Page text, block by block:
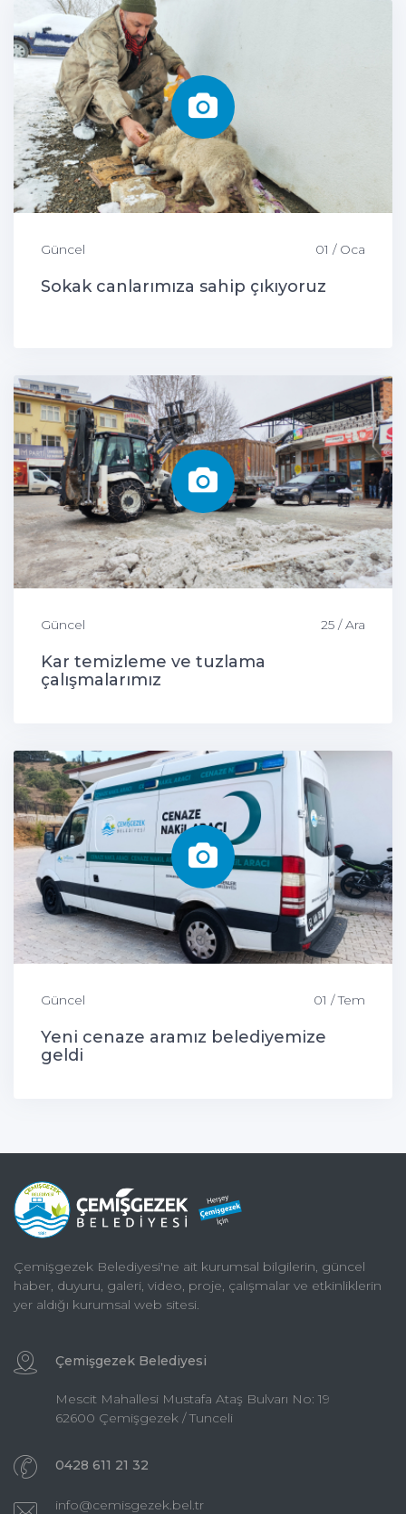
Güncel 01 / Oca
Sokak canlarımıza sahip çıkıyoruz
Güncel 25 / Ara
Kar temizleme ve tuzlama
çalışmalarımız
Güncel 01 / Tem
Yeni cenaze aramız belediyemize
geldi
Çemişgezek Belediyesi'ne ait kurumsal bilgilerin, güncel
haber, duyuru, galeri, video, proje, çalışmalar ve etkinliklerin
yer aldığı kurumsal web sitesi.
Çemişgezek Belediyesi
Mescit Mahallesi Mustafa Ataş Bulvarı No: 19
62600 Çemişgezek / Tunceli
0428 611 21 32
info@cemisgezek.bel.tr